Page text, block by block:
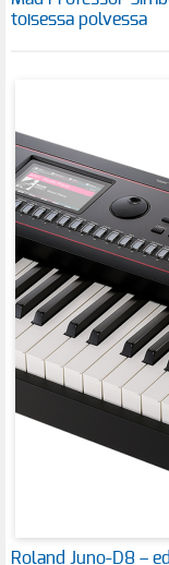
toisessa polvessa
Roland Juno-D8 –